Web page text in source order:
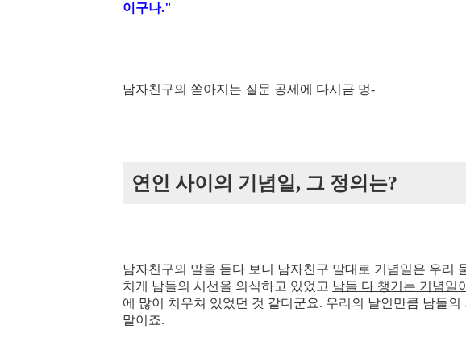
이구나."
남자친구의 쏟아지는 질문 공세에 다시금 멍-
연인 사이의 기념일, 그 정의는?
남자친구의 말을 듣다 보니 남자친구 말대로 기념일은 우리
치게 남들의 시선을 의식하고 있었고 남들 다 챙기는 기념일
에 많이 치우쳐 있었던 것 같더군요. 우리의 날인만큼 남들
말이죠.